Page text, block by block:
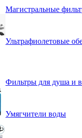
Магистральные
Ультрафиолетовые
Фильтры для душа и
Умягчители воды